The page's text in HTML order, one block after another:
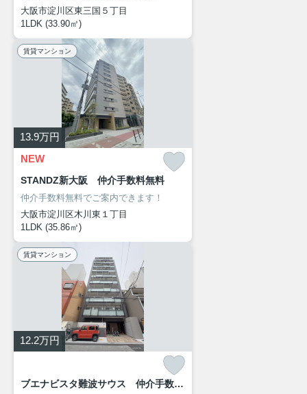
大阪市淀川区東三国５丁目
1LDK (33.90㎡)
賃貸マンション
13.9万円
NEW
STANDZ新大阪 仲介手数料無料
仲介手数料無料でご案内できます！
大阪市淀川区木川東１丁目
1LDK (35.86㎡)
賃貸マンション
12.2万円
ブエナビスタ難波サウス 仲介手数料無料